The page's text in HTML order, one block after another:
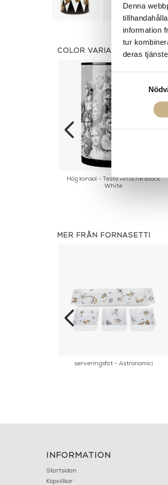
Denna
information
tur
deras
Samtyckesval
COLOR VARIANTS
Hög konsol - Teste Antiche Black
White
MER FRÅN FORNASETTI
serveringsfat - Astronomici
INFORMATION
Startsidan
Köpvillkor